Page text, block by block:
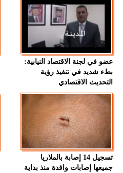
عضو في لجنة الاقتصاد النيابية:
بطء شديد في تنفيذ رؤية
التحديث الاقتصادي
تسجيل 14 إصابة بالملاريا
جميعها إصابات وافدة منذ بداية